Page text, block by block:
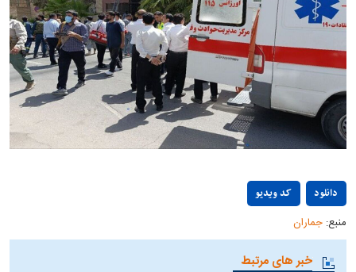
کد ویدیو
دانلود
منبع:جماران
خبر های مرتبط